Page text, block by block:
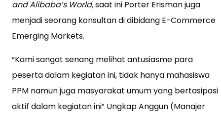
and Alibaba’s World,saat ini Porter Erisman juga
menjadi seorang konsultan di dibidang E-Commerce
Emerging Markets.
“Kami sangat senang melihat antusiasme para
peserta dalam kegiatan ini, tidak hanya mahasiswa
PPM namun juga masyarakat umum yang bertasipasi
aktif dalam kegiatan ini” Ungkap Anggun (Manajer